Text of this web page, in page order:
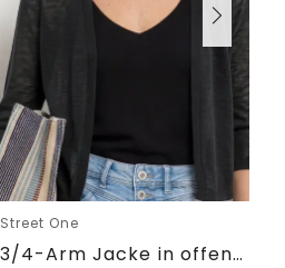
Street One
3/4-Arm Jacke in offener Passform